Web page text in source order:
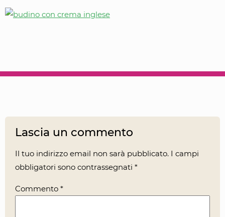
Lascia un commento
Il tuo indirizzo email non sarà pubblicato. I campi
obbligatori sono contrassegnati *
Commento *